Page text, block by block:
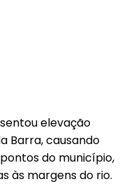
elevação
Barra, causando
do município,
às margens do rio.